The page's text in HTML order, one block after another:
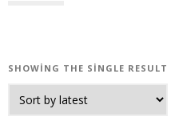
SHOWING THE SINGLE RESULT